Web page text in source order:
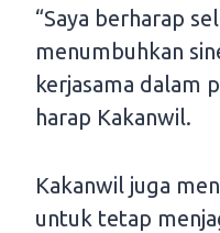
“Saya berharap
menumbuhkan
kerjasama dalam
harap Kakanwil.
Kakanwil juga
untuk tetap